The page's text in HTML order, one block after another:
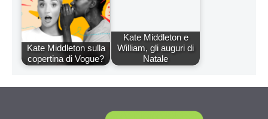
Kate Middleton sulla
copertina di Vogue?
Kate Middleton e
William, gli auguri di
Natale